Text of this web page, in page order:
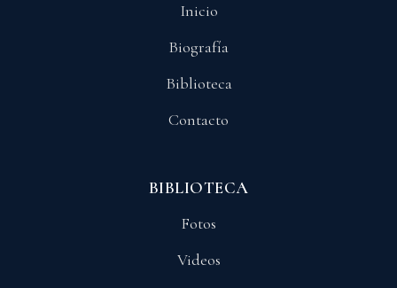
Inicio
Biografía
Biblioteca
Contacto
BIBLIOTECA
Fotos
Videos